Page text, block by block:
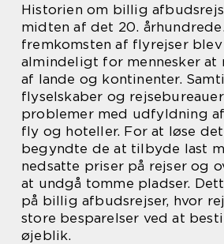
Historien om billig
midten af det 20.
fremkomsten af flyrejser
almindeligt for mennesker at
af lande og kontinenter.
flyselskaber og
problemer med udfyldning
fly og hoteller. For at løse
begyndte de at tilbyde last
nedsatte priser på rejser og
at undgå tomme pladser.
på billig afbudsrejser, hvor
store besparelser ved at
øjeblik.